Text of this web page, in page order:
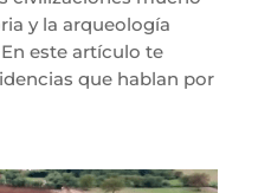
y la arqueología
este artículo te
que hablan por